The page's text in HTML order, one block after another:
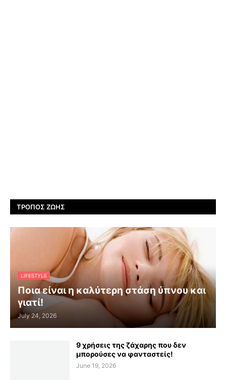
ΤΡΌΠΟΣ ΖΩΉΣ
LIFESTYLE
Ποια είναι η καλύτερη στάση ύπνου και
γιατί!
July 24, 2026
9 χρήσεις της ζάχαρης που δεν
μπορούσες να φανταστείς!
June 19, 2026